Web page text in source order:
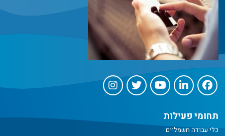
תחומי פעילות
כלי עבודה חשמליים